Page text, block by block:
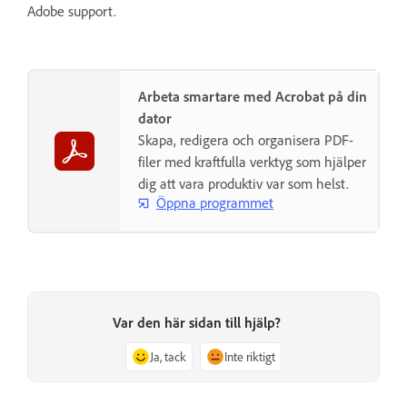
Adobe support.
Arbeta smartare med Acrobat på din
dator
Skapa, redigera och organisera PDF-
filer med kraftfulla verktyg som hjälper
dig att vara produktiv var som helst.
Öppna programmet
Var den här sidan till hjälp?
Ja, tack Inte riktigt